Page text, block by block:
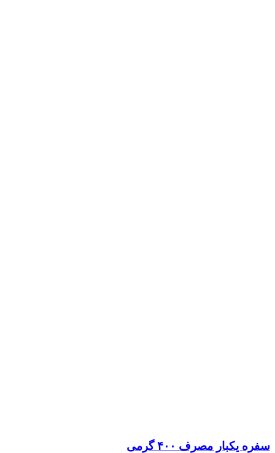
سفره یکبار مصرف ۴۰۰ گرمی